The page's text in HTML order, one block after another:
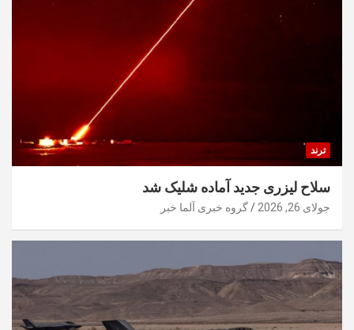
ترند
سلاح لیزری جدید آماده شلیک شد
جولای 26, 2026 گروه خبری آلما خبر